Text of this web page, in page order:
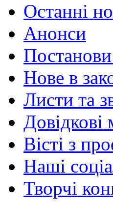
Останні
Анонси
Постанови
Нове в
Листи та
Довідкові
Вісті з
Наші
Творчі